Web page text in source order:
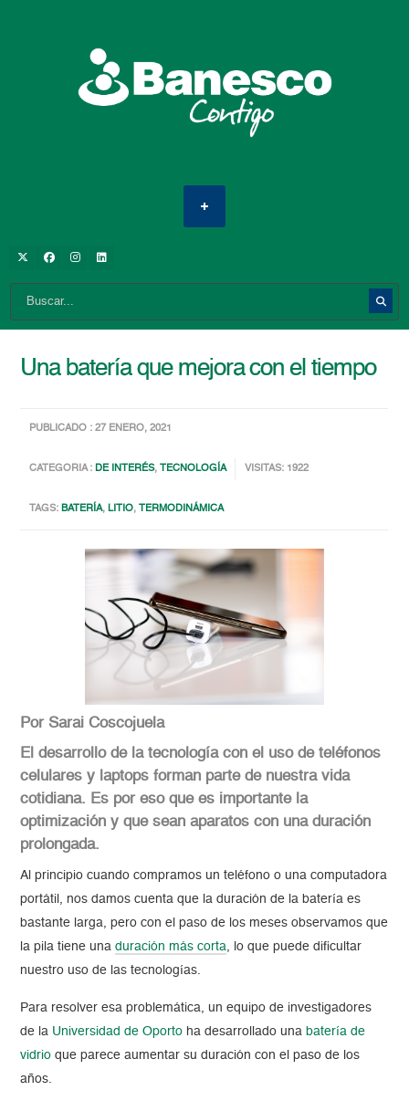
Una batería que mejora con el tiempo
PUBLICADO : 27 ENERO, 2021
CATEGORIA :DE INTERÉS, TECNOLOGÍA VISITAS: 1922
TAGS:BATERÍA,LITIO, TERMODINÁMICA
Por Sarai Coscojuela
El desarrollo de la tecnología con el uso de teléfonos
celulares y laptops forman parte de nuestra vida
cotidiana. Es por eso que es importante la
optimización y que sean aparatos con una duración
prolongada.
Al principio cuando compramos un teléfono o una computadora
portátil, nos damos cuenta que la duración de la batería es
bastante larga, pero con el paso de los meses observamos que
la pila tiene unaduración más corta, lo que puede dificultar
nuestro uso de las tecnologías.
Para resolver esa problemática, un equipo de investigadores
de la Universidad de Oporto ha desarrollado una batería de
vidrioque parece aumentar su duración con el paso de los
años.